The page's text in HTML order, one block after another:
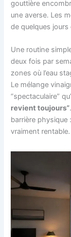
gouttière
une averse. Les
de quelques
Une routine
deux fois par
zones où l’eau
Le mélange
“spectaculaire”
revient toujours”
barrière physique
vraiment rentable.